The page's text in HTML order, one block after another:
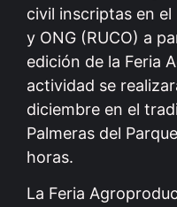
civil inscriptas en
y ONG (RUCO) a
edición de la Feria
actividad se
diciembre en el
Palmeras del
horas.
La Feria